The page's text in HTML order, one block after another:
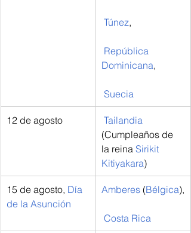
Túnez,
República
Dominicana,
Suecia
12 de agosto
Tailandia
(Cumpleaños de
la reina Sirikit
Kitiyakara)
15 de agosto, Día
de la Asunción
Amberes (Bélgica),
Costa Rica